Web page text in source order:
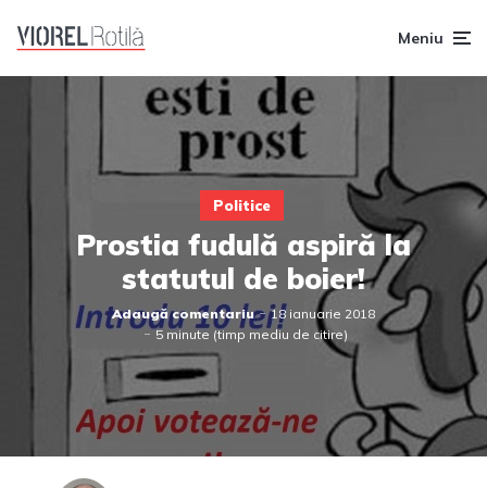
Meniu
Politice
Prostia fudulă aspiră la
statutul de boier!
Adaugă comentariu
18 ianuarie 2018
5 minute (timp mediu de citire)